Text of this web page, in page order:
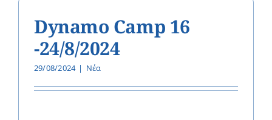
Dynamo Camp 16
-24/8/2024
29/08/2024 | Νέα